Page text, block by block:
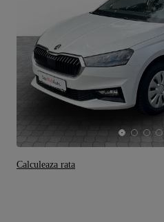
Calculeaza rata